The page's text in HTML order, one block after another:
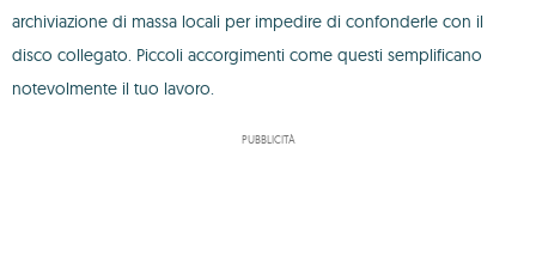
archiviazione di massa locali per impedire di confonderle con il
disco collegato. Piccoli accorgimenti come questi semplificano
notevolmente il tuo lavoro.
PUBBLICITÀ